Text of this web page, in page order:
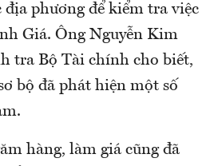
địa phương để kiểm tra việc
Giá. Ông Nguyễn Kim
tra Bộ Tài chính cho biết,
bộ đã phát hiện một số
hàng, làm giá cũng đã